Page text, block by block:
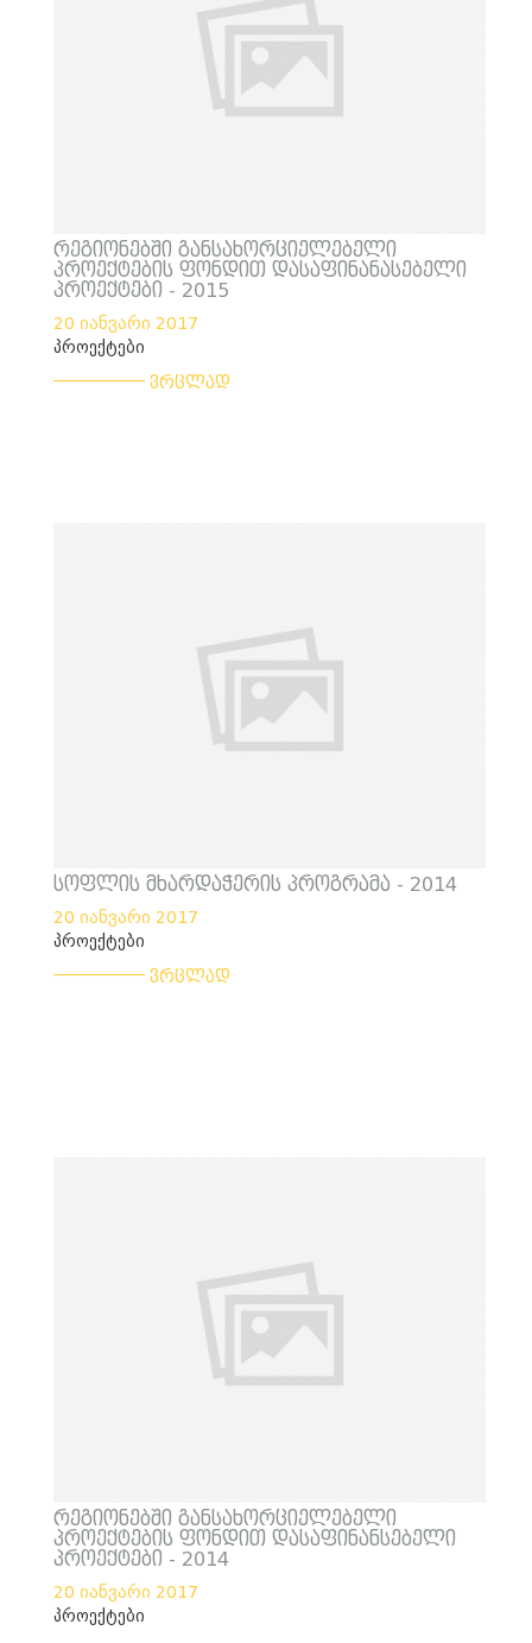
რეგიონებში განსახორციელებელი
პროექტების ფონდით დასაფინანასებელი
პროექტები - 2015
20 იანვარი 2017
პროექტები
ვრცლად
სოფლის მხარდაჭერის პროგრამა - 2014
20 იანვარი 2017
პროექტები
ვრცლად
რეგიონებში განსახორციელებელი
პროექტების ფონდით დასაფინანსებელი
პროექტები - 2014
20 იანვარი 2017
პროექტები